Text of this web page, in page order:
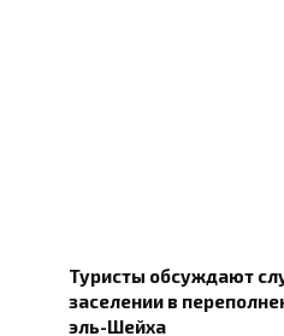
Туристы обсуждают
заселении в
эль-Шейха